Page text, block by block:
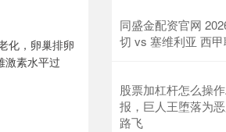
化，卵巢排卵
激素水平过
同盛金配资官网
切 vs 塞维利亚 西
股票加杠杆怎么操
报，巨人王堕落为
路飞